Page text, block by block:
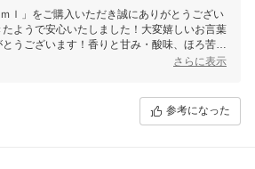
ｌ」をご購入いただき誠にありがとうござい
ようで安心いたしました！大変嬉しいお言葉
うございます！香りと甘み・酸味、ほろ苦さ
しさですよね♪これからも美味しいはちみつ商
さらに表示
参考になった